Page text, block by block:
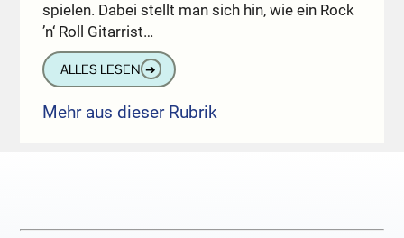
spielen. Dabei stellt man sich hin, wie ein Rock
’n‘ Roll Gitarrist…
ALLES LESEN ➔
Mehr aus dieser Rubrik